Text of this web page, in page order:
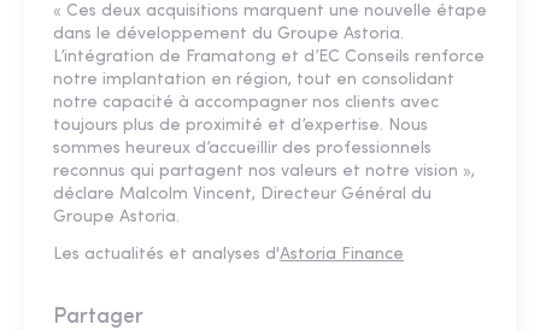
« Ces deux acquisitions marquent une nouvelle étape
dans le développement du Groupe Astoria.
L’intégration de Framatong et d’EC Conseils renforce
notre implantation en région, tout en consolidant
notre capacité à accompagner nos clients avec
toujours plus de proximité et d’expertise. Nous
sommes heureux d’accueillir des professionnels
reconnus qui partagent nos valeurs et notre vision »,
déclare Malcolm Vincent, Directeur Général du
Groupe Astoria.
Les actualités et analyses d'Astoria Finance
Partager